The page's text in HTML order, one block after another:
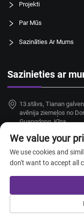
Projekti
Par Mūs
Sazināties Ar Mums
Sazinieties ar
13.stāvs, Tianan
avēnija ziemeļos no
Guangdong, Ķīna
+86-18924068214
[email protected]
tiesības
We value your
We use cookies and
don't want to accept all